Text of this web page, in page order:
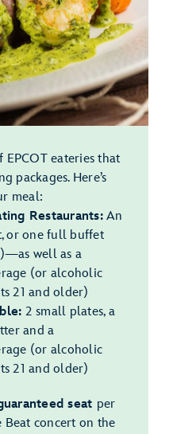
EPCOT eateries that
packages. Here’s
meal:
Restaurants:An
or one full buffet
well as a
(or alcoholic
21 and older)
2 small plates, a
and a
(or alcoholic
21 and older)
seat per
Beat concert on the